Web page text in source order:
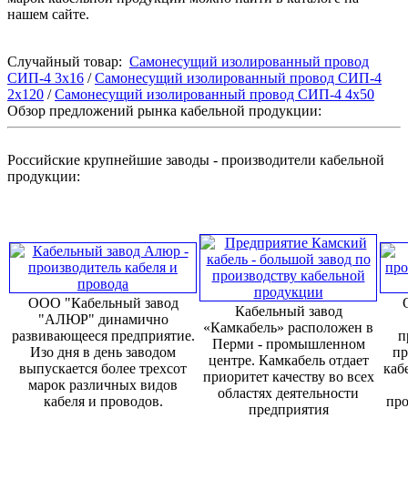
нашем сайте.
Случайный товар: Самонесущий изолированный провод
СИП-4 3х16 /Самонесущий изолированный провод СИП-4
2х120 /Самонесущий изолированный провод СИП-4 4х50
Обзор предложений рынка кабельной продукции:
Российские крупнейшие заводы - производители кабельной
продукции:
ООО "Кабельный завод
"АЛЮР" динамично
развивающееся предприятие.
Изо дня в день заводом
выпускается более трехсот
марок различных видов
кабеля и проводов.
Кабельный завод
«Камкабель» расположен в
Перми - промышленном
центре. Камкабель отдает
приоритет качеству во всех
областях деятельности
предприятия